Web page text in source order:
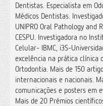
Dentistas. Especialista em
Médicos Dentistas.
UNIPRO Oral Pathology and
CESPU. Investigadora no
Celular- IBMC, i3S-
excelência na prática clínica
Ortodontia. Mais de 150
internacionais e nacionais.
comunicações e posters em
Mais de 20 Prémios